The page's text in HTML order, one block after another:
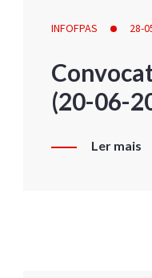
INFOFPAS 28-
(20-06-
Ler mais